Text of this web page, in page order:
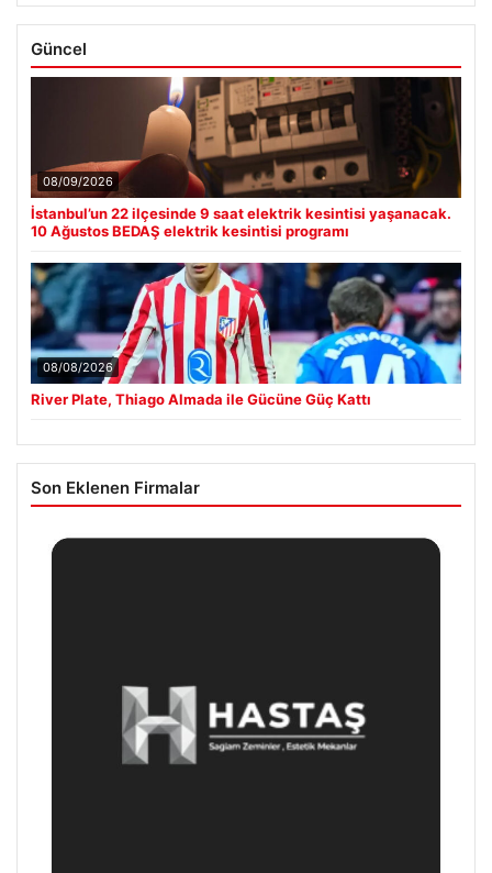
Güncel
08/09/2026
İstanbul’un 22 ilçesinde 9 saat elektrik kesintisi yaşanacak.
10 Ağustos BEDAŞ elektrik kesintisi programı
08/08/2026
River Plate, Thiago Almada ile Gücüne Güç Kattı
Son Eklenen Firmalar